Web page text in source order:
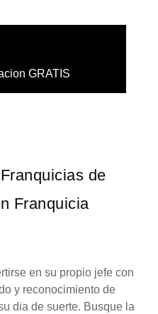
GRATIS
de
Franquicia
en su propio jefe con
y reconocimiento de
dia de suerte. Busque la